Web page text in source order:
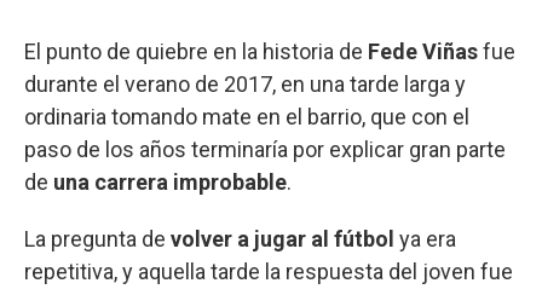
El punto de quiebre en la historia de Fede Viñasfue
durante el verano de 2017, en una tarde larga y
ordinaria tomando mate en el barrio, que con el
paso de los años terminaría por explicar gran parte
de una carrera improbable.
La pregunta de volver a jugar al fútbol ya era
repetitiva, y aquella tarde la respuesta del joven fue